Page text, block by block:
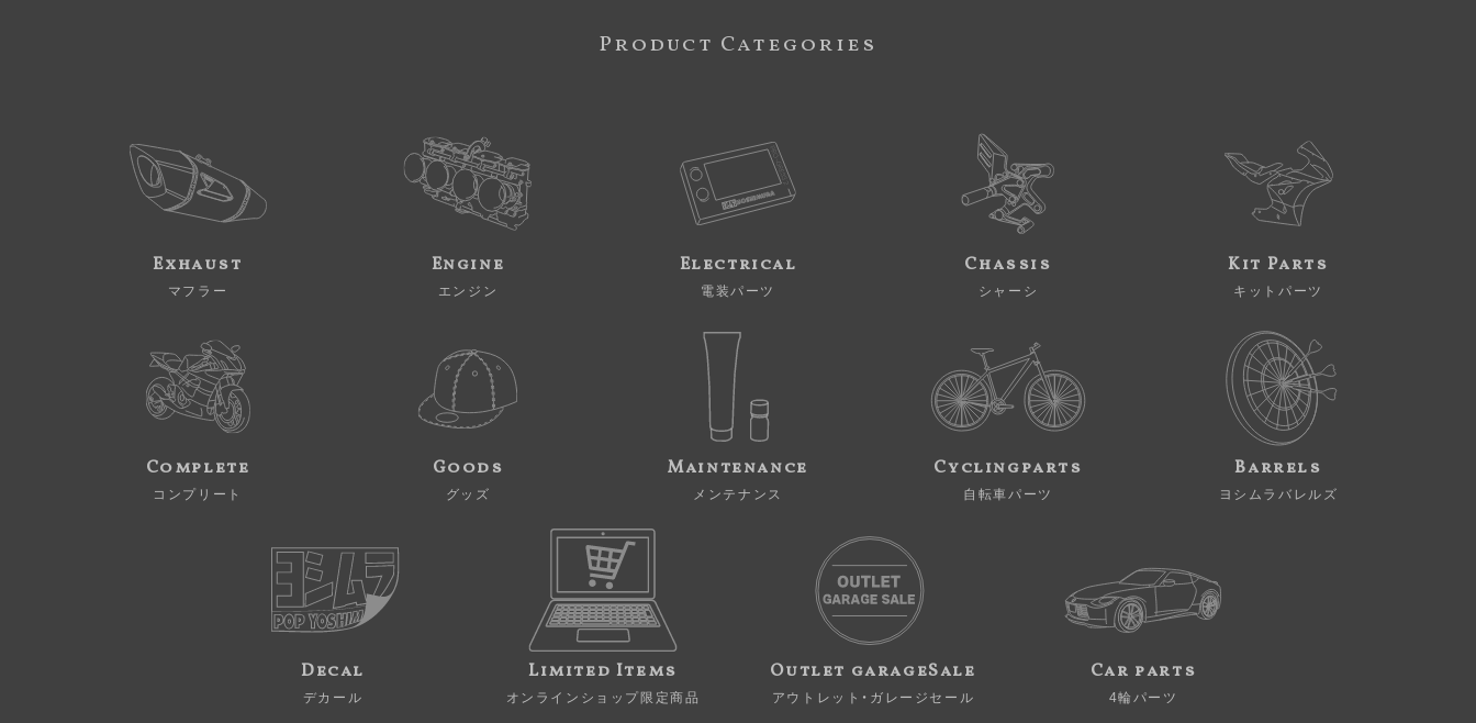
Product Categories
Exhaust
マフラー
Engine
エンジン
Electrical
電装パーツ
Chassis
シャーシ
Kit Parts
キットパーツ
Complete
コンプリート
Goods
グッズ
Maintenance
メンテナンス
Cyclingparts
自転車パーツ
Barrels
ヨシムラバレルズ
Decal
デカール
Limited Items
オンラインショップ限定商品
Outlet garageSale
アウトレット・ガレージセール
Car parts
4輪パーツ